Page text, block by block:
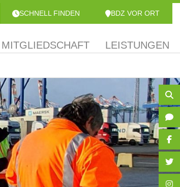
SCHNELL FINDEN BDZ VOR ORT
MITGLIEDSCHAFT LEISTUNGEN